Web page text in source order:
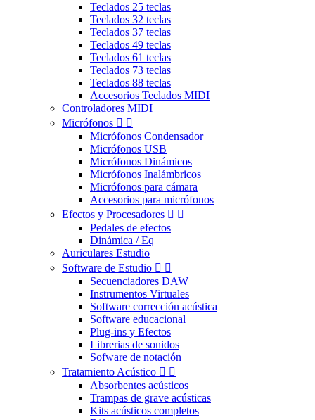
Teclados 25 teclas
Teclados 32 teclas
Teclados 37 teclas
Teclados 49 teclas
Teclados 61 teclas
Teclados 73 teclas
Teclados 88 teclas
Accesorios Teclados MIDI
Controladores MIDI
Micrófonos  
Micrófonos Condensador
Micrófonos USB
Micrófonos Dinámicos
Micrófonos Inalámbricos
Micrófonos para cámara
Accesorios para micrófonos
Efectos y Procesadores  
Pedales de efectos
Dinámica / Eq
Auriculares Estudio
Software de Estudio  
Secuenciadores DAW
Instrumentos Virtuales
Software corrección acústica
Software educacional
Plug-ins y Efectos
Librerias de sonidos
Sofware de notación
Tratamiento Acústico  
Absorbentes acústicos
Trampas de grave acústicas
Kits acústicos completos